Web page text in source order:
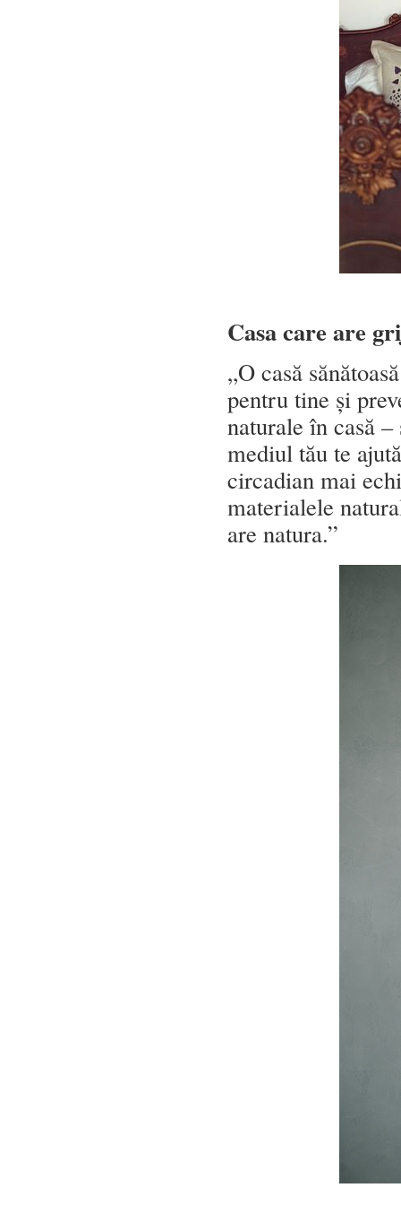
Casa care are
„O casă
pentru tine și
naturale în casă
mediul tău te
circadian mai
materialele
are natura.”